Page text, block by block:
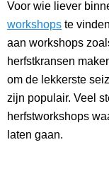
Voor wie liever
workshops te
aan workshops
herfstkransen
om de lekkerste
zijn populair. Veel
herfstworkshops
laten gaan.